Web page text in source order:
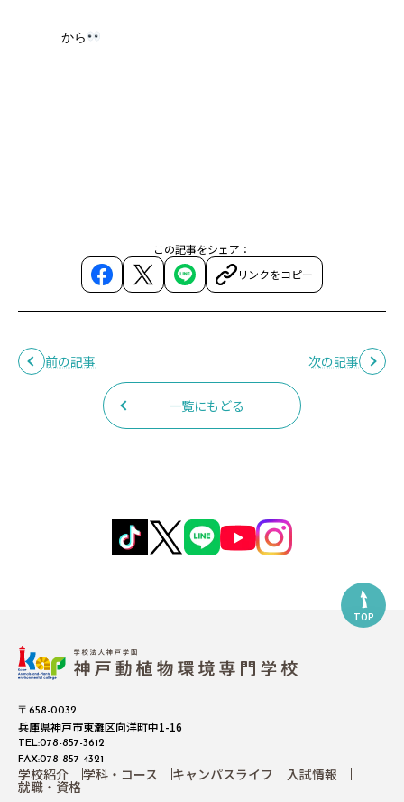
から
この記事をシェア：
リンクをコピー
前の記事
一覧にもどる
次の記事
TOP
〒658-0032
兵庫県神戸市東灘区向洋町中1-16
TEL:078-857-3612
FAX:078-857-4321
学校紹介 学科・コース キャンパスライフ 入試情報
就職・資格